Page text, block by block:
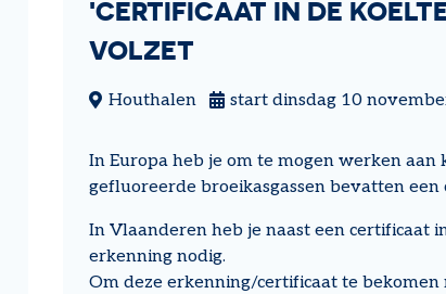
'CERTIFICAAT IN DE
VOLZET
Houthalen start dinsdag 10
In Europa heb je om te mogen werken aan
gefluoreerde broeikasgassen bevatten een
In Vlaanderen heb je naast een certificaat
erkenning nodig.
Om deze erkenning/certificaat te bekomen